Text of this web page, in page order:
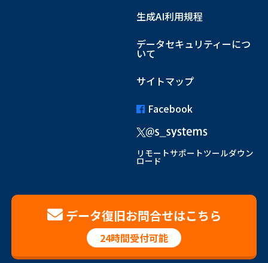
生成AI利用規程
データセキュリティーにつ
いて
サイトマップ
Facebook
リモートサポートツールダウン
ロード
データ復旧お問合せはこちら
24時間受付可能